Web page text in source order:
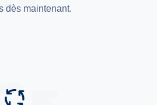
dès maintenant.